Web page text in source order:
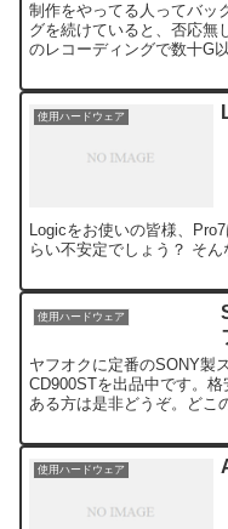
制作をやってる人ってバッ
グを続けていると、否応無
のレコーディングで数十G
使用ハードウェア
Logicをお使いの皆様、
らい不安定でしょう？ そ
使用ハードウェア
ヤフオクに定番のSONY製
CD900STを出品中です。
ある方は是非どうぞ。どこ
使用ハードウェア